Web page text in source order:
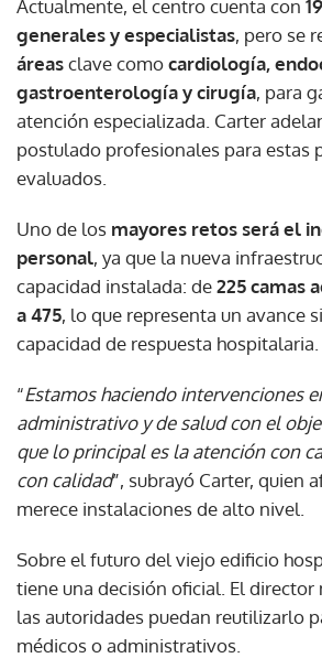
Actualmente, el centro cuenta con
generales y especialistas, pero se
áreasclave comocardiología,
gastroenterología y cirugía, para
atención especializada. Carter
postulado profesionales para estas
evaluados.
Uno de los mayores retos será el
personal, ya que la nueva
capacidad instalada: de225 camas
a 475, lo que representa un avance
capacidad de respuesta hospitalaria.
“Estamos haciendo intervenciones
administrativo y de salud con el
que lo principal es la atención con
con calidad”, subrayó Carter, quien
merece instalaciones de alto nivel.
Sobre el futuro del viejo edificio
tiene una decisión oficial. El director
las autoridades puedan reutilizarlo
médicos o administrativos.